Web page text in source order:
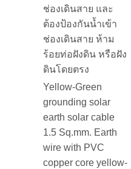
ช่องเดินสาย และ
ต้องป้องกันน้ำเข้า
ช่องเดินสาย ห้าม
ร้อยท่อฝังดิน หรือฝัง
ดินโดยตรง
Yellow-Green
grounding solar
earth solar cable
1.5 Sq.mm. Earth
wire with PVC
copper core yellow-